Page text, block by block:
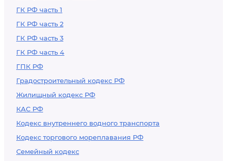
ГК РФ часть 1
ГК РФ часть 2
ГК РФ часть 3
ГК РФ часть 4
ГПК РФ
Градостроительный кодекс РФ
Жилищный кодекс РФ
КАС РФ
Кодекс внутреннего водного транспорта
Кодекс торгового мореплавания РФ
Семейный кодекс